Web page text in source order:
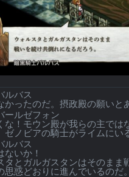
ルバス
かったのだ。摂政殿の願いと
ールゼフォン
な！モウン殿が我らの主では
ノビアの騎士がライムにい
ルバス
ないか！
とガルガスタンはそのまま
惑どおりに進んでいるのだ